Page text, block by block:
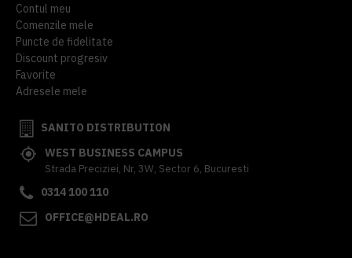
Contul meu
Comenzile mele
Puncte de fidelitate
Discount progresiv
Favorite
Adresele mele
SANITO DISTRIBUTION
WEST BUSINESS CAMPUS
Strada Preciziei, Nr, 3W, Sector 6, Bucuresti
0314 100 110
OFFICE@HDEAL.RO